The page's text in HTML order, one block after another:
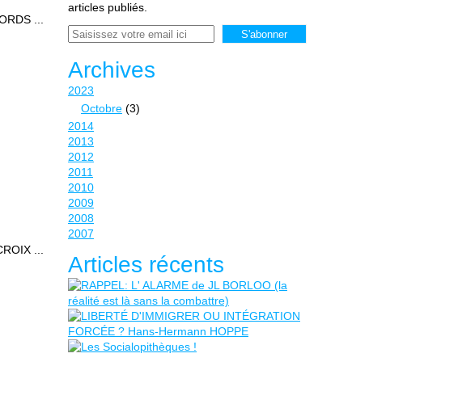
articles publiés.
Email
Archives
2023
Octobre (3)
2014
2013
2012
2011
2010
2009
2008
2007
Articles récents